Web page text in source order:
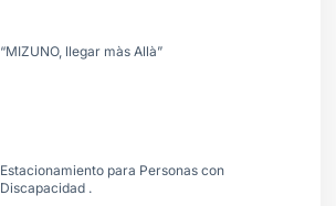
“MIZUNO, llegar màs Allà”
Estacionamiento para Personas con
Discapacidad .